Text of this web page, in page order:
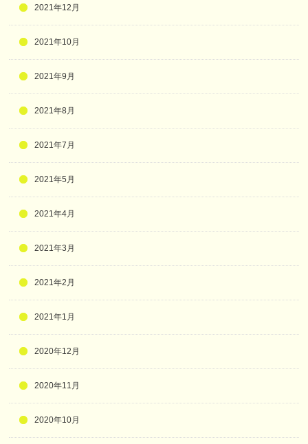
2021年12月
2021年10月
2021年9月
2021年8月
2021年7月
2021年5月
2021年4月
2021年3月
2021年2月
2021年1月
2020年12月
2020年11月
2020年10月